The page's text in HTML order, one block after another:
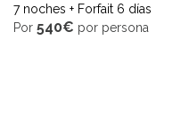
7 noches + Forfait 6 días
Por 540€ por persona